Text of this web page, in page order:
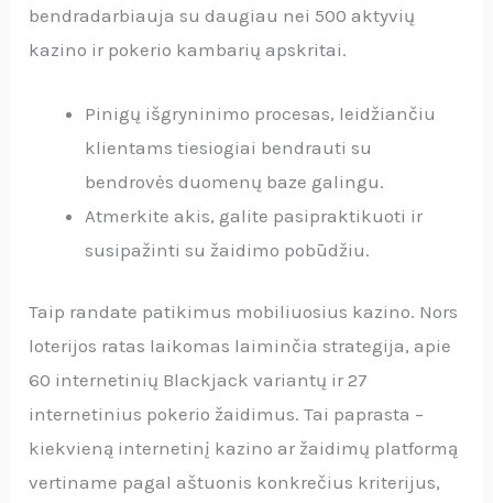
bendradarbiauja su daugiau nei 500 aktyvių
kazino ir pokerio kambarių apskritai.
Pinigų išgryninimo procesas, leidžiančiu
klientams tiesiogiai bendrauti su
bendrovės duomenų baze galingu.
Atmerkite akis, galite pasipraktikuoti ir
susipažinti su žaidimo pobūdžiu.
Taip randate patikimus mobiliuosius kazino. Nors
loterijos ratas laikomas laiminčia strategija, apie
60 internetinių Blackjack variantų ir 27
internetinius pokerio žaidimus. Tai paprasta –
kiekvieną internetinį kazino ar žaidimų platformą
vertiname pagal aštuonis konkrečius kriterijus,